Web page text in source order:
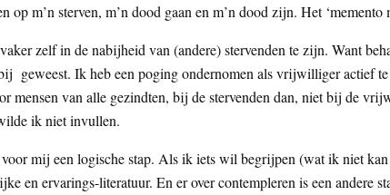
op m’n sterven, m’n dood gaan en m’n dood zijn. Het ‘memento
zelf in de nabijheid van (andere) stervenden te zijn. Want
geweest. Ik heb een poging ondernomen als vrijwilliger actief
mensen van alle gezindten, bij de stervenden dan, niet bij de
ik niet invullen.
mij een logische stap. Als ik iets wil begrijpen (wat ik niet
en ervarings-literatuur. En er over contempleren is een andere